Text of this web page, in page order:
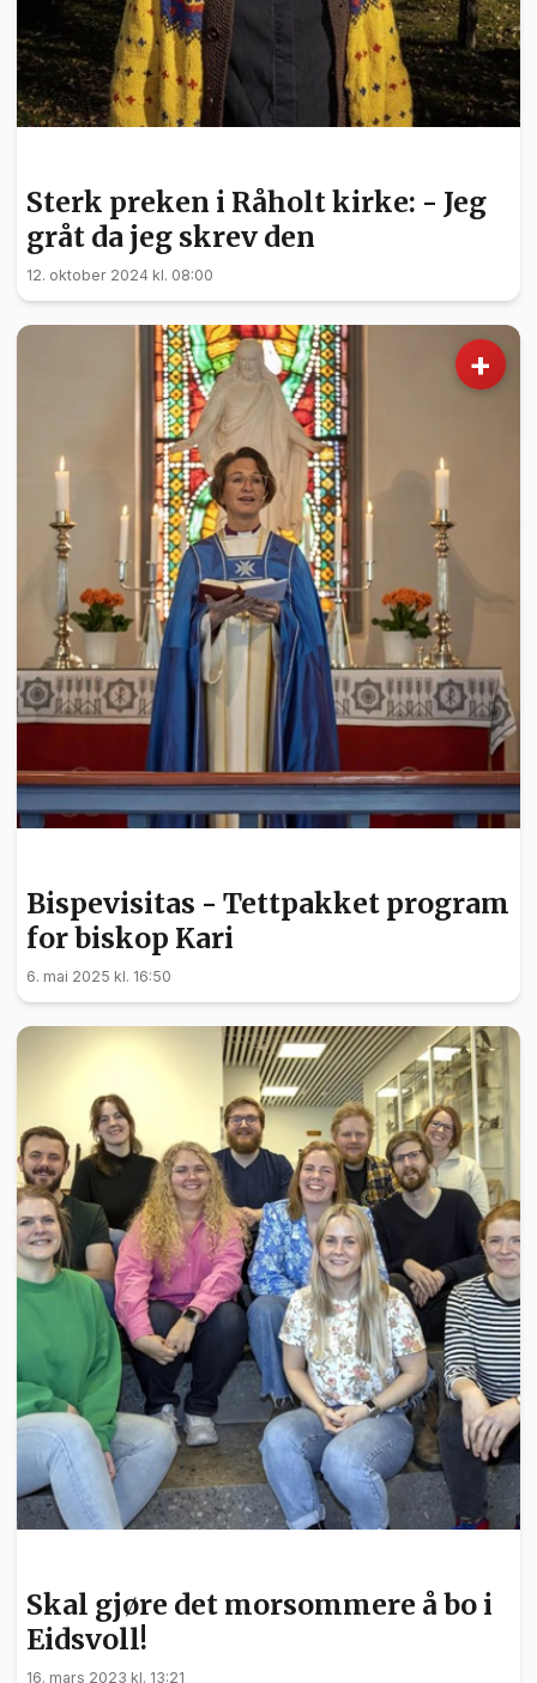
Sterk preken i Råholt kirke: - Jeg
gråt da jeg skrev den
12. oktober 2024 kl. 08:00
+
Bispevisitas - Tettpakket program
for biskop Kari
6. mai 2025 kl. 16:50
Skal gjøre det morsommere å bo i
Eidsvoll!
16. mars 2023 kl. 13:21